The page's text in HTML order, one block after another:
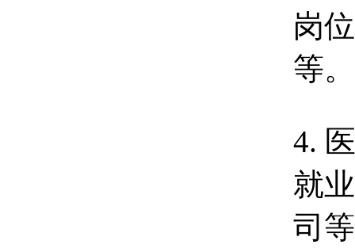
岗
等。
4.
就
司